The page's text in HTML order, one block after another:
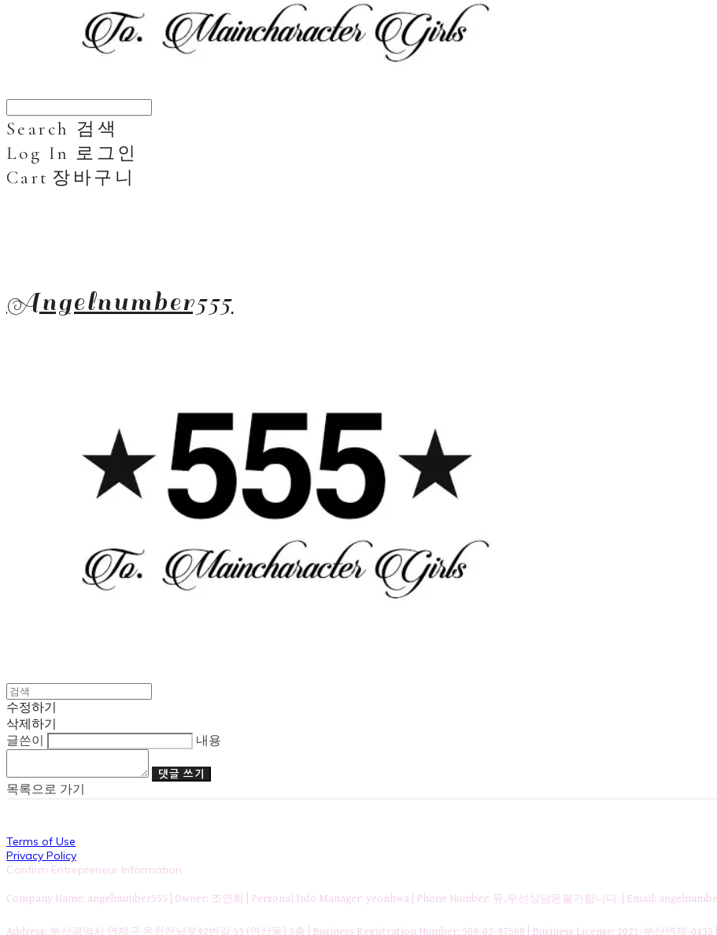
Search 검색
Log In 로그인
Cart 장바구니
Angelnumber555
수정하기
삭제하기
글쓴이
내용
댓글 쓰기
목록으로 가기
Terms of Use
Privacy Policy
Confirm Entrepreneur Information
Company Name: angelnumber555 | Owner: 조연화 | Personal Info Manager: yeonhwa | Phone Number: 유,무선상담은불가합니다. | Email:
Address: 부산광역시 연제구 온천천남로92번길 53 (연산동) 3층 | Business Registration Number: 509-02-97568 | Business License: 2021-부산연제-0435